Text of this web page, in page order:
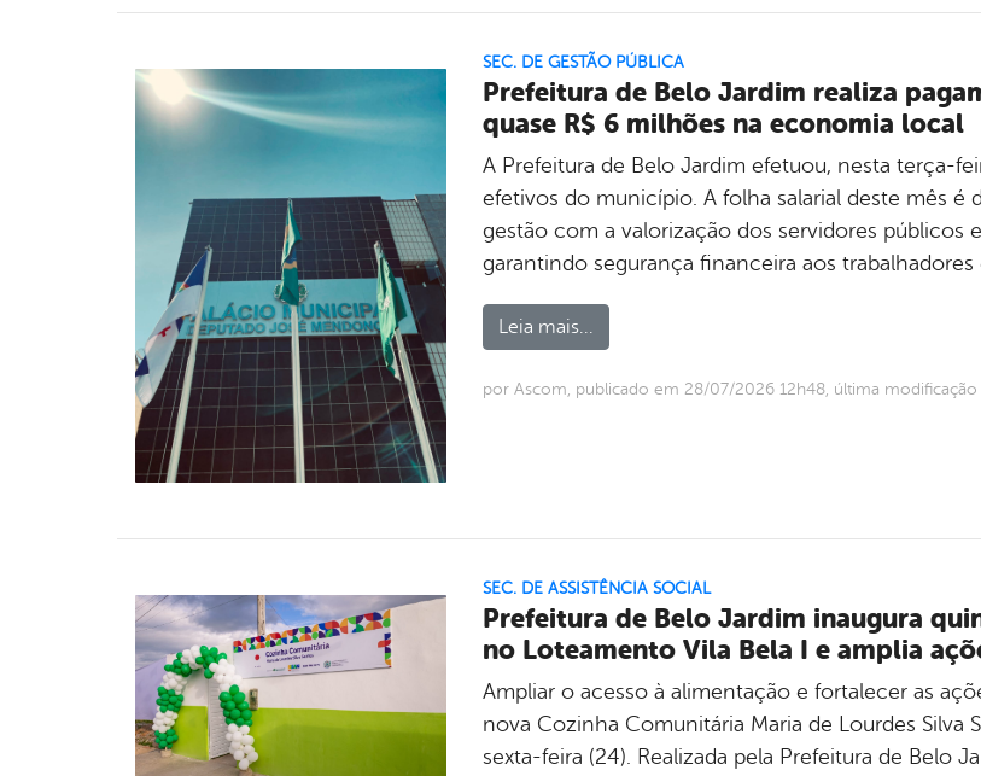
SEC. DE GESTÃO PÚBLICA
Prefeitura de Belo Jardim realiza
quase R$ 6 milhões na economia local
A Prefeitura de Belo Jardim efetuou, nesta terça-
efetivos do município. A folha salarial deste mês é
gestão com a valorização dos servidores
garantindo segurança financeira aos
Leia mais...
por Ascom, publicado em 28/07/2026 12h48, última
SEC. DE ASSISTÊNCIA SOCIAL
Prefeitura de Belo Jardim inaugura
no Loteamento Vila Bela I e amplia
Ampliar o acesso à alimentação e fortalecer as
nova Cozinha Comunitária Maria de Lourdes Silva
sexta-feira (24). Realizada pela Prefeitura de Belo